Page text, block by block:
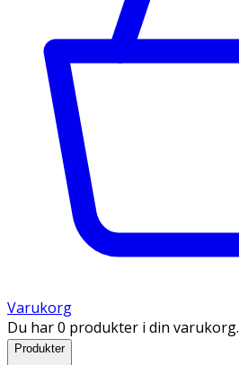
Varukorg
Du har 0 produkter i din varukorg.
Produkter